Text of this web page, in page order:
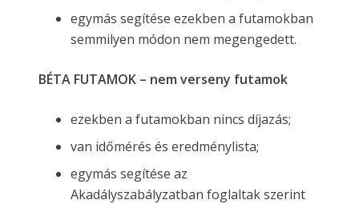
egymás segítése ezekben a futamokban
semmilyen módon nem megengedett.
BÉTA FUTAMOK – nem verseny futamok
ezekben a futamokban nincs díjazás;
van időmérés és eredménylista;
egymás segítése az
Akadályszabályzatban foglaltak szerint